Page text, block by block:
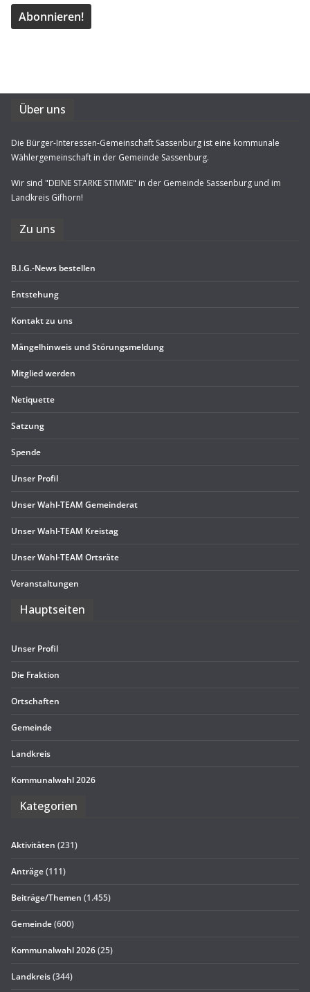
Über uns
Die Bürger-Interessen-Gemeinschaft Sassenburg ist eine kommunale
Wählergemeinschaft in der Gemeinde Sassenburg.
Wir sind "DEINE STARKE STIMME" in der Gemeinde Sassenburg und im
Landkreis Gifhorn!
Zu uns
B.I.G.-News bestel­len
Ent­ste­hung
Kon­takt zu uns
Män­gel­hin­weis und Störungsmeldung
Mit­glied werden
Neti­quette
Sat­zung
Spende
Unser Pro­fil
Unser Wahl-TEAM Gemeinderat
Unser Wahl-TEAM Kreistag
Unser Wahl-TEAM Ortsräte
Ver­an­stal­tun­gen
Haupt­sei­ten
Unser Pro­fil
Die Frak­tion
Ort­schaf­ten
Gemeinde
Land­kreis
Kom­mu­nal­wahl 2026
Kate­go­rien
Aktivitäten (231)
Anträge(111)
Beiträge/Themen (1.455)
Gemeinde(600)
Kommunalwahl 2026(25)
Landkreis(344)